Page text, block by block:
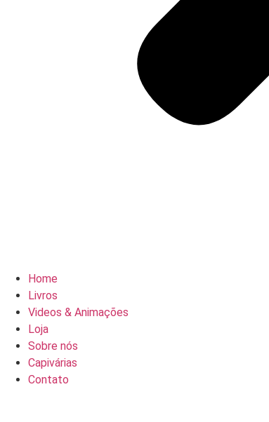
Home
Livros
Videos & Animações
Loja
Sobre nós
Capivárias
Contato